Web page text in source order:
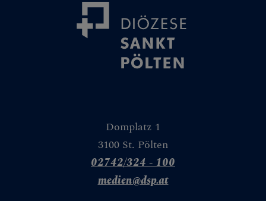
Domplatz 1
3100 St. Pölten
02742/324 - 100
medien@dsp.at